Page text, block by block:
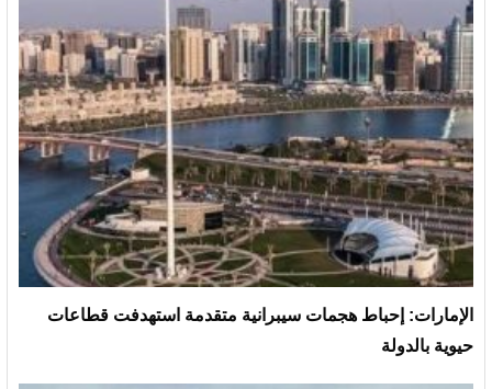
الإمارات: إحباط هجمات سيبرانية متقدمة استهدفت قطاعات
حيوية بالدولة